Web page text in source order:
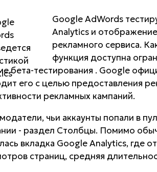
Google AdWords
Analytics и
рекламного сервиса.
функция доступна
бета-тестирования . Google
его с целью предоставления
рекламных кампаний.
чьи аккаунты попали в
- раздел Столбцы. Помимо
вкладка Google Analytics, где
страниц, средняя